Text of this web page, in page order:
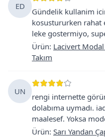
ED
Gündelik kullanim
kosustururken rahat
leke gostermiyo,
Ürün: Lacivert
Takım
UN
rengi internette
dolabıma uymadı.
maalesef. Yoksa
Ürün: Sarı Yandan